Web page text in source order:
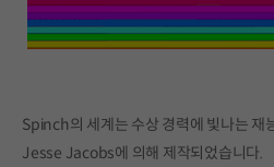
Spinch의 세계는 수상 경력에 빛나는 재
Jesse Jacobs에 의해 제작되었습니다.